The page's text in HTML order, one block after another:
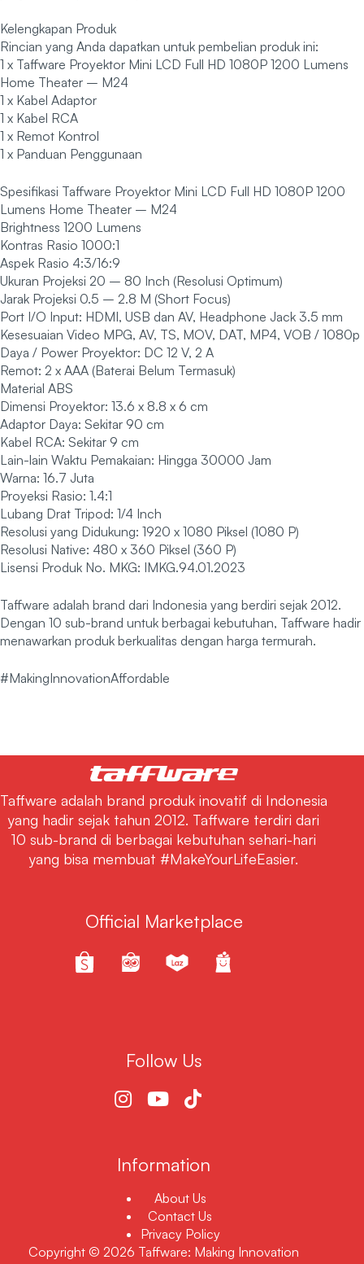
Kelengkapan Produk
Rincian yang Anda dapatkan untuk pembelian produk ini:
1 x Taffware Proyektor Mini LCD Full HD 1080P 1200 Lumens
Home Theater – M24
1 x Kabel Adaptor
1 x Kabel RCA
1 x Remot Kontrol
1 x Panduan Penggunaan
Spesifikasi Taffware Proyektor Mini LCD Full HD 1080P 1200
Lumens Home Theater – M24
Brightness 1200 Lumens
Kontras Rasio 1000:1
Aspek Rasio 4:3/16:9
Ukuran Projeksi 20 – 80 Inch (Resolusi Optimum)
Jarak Projeksi 0.5 – 2.8 M (Short Focus)
Port I/O Input: HDMI, USB dan AV, Headphone Jack 3.5 mm
Kesesuaian Video MPG, AV, TS, MOV, DAT, MP4, VOB / 1080p
Daya / Power Proyektor: DC 12 V, 2 A
Remot: 2 x AAA (Baterai Belum Termasuk)
Material ABS
Dimensi Proyektor: 13.6 x 8.8 x 6 cm
Adaptor Daya: Sekitar 90 cm
Kabel RCA: Sekitar 9 cm
Lain-lain Waktu Pemakaian: Hingga 30000 Jam
Warna: 16.7 Juta
Proyeksi Rasio: 1.4:1
Lubang Drat Tripod: 1/4 Inch
Resolusi yang Didukung: 1920 x 1080 Piksel (1080 P)
Resolusi Native: 480 x 360 Piksel (360 P)
Lisensi Produk No. MKG: IMKG.94.01.2023
Taffware adalah brand dari Indonesia yang berdiri sejak 2012.
Dengan 10 sub-brand untuk berbagai kebutuhan, Taffware hadir
menawarkan produk berkualitas dengan harga termurah.
#MakingInnovationAffordable
Taffware adalah brand produk inovatif di Indonesia
yang hadir sejak tahun 2012. Taffware terdiri dari
10 sub-brand di berbagai kebutuhan sehari-hari
yang bisa membuat #MakeYourLifeEasier.
Official Marketplace
Follow Us
Information
About Us
Contact Us
Privacy Policy
Copyright © 2026 Taffware: Making Innovation